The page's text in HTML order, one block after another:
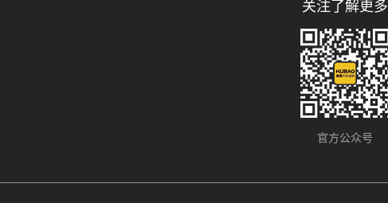
关注了解更多
官方公众号